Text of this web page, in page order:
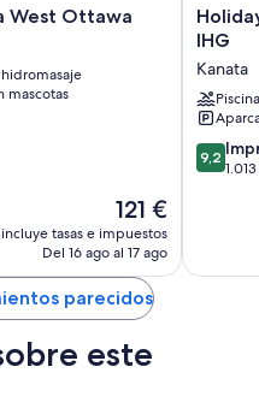
West Ottawa
mascotas
El
precio
actual
de
121 €
121 €
incluye tasas e impuestos
Del 16 ago al 17 ago
Holiday
Inn
&
Suites
Ottawa
Kanata
by
IHG
Kanata
Piscina
9.2
sobre
9,2
parecidos
este